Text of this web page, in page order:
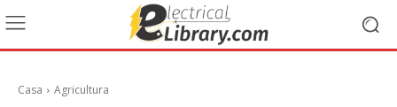
Casa Agricultura